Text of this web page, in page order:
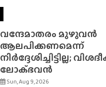
വന്ദേമാതരം മുഴുവൻ
ആലപിക്കണമെന്ന്
നിർദ്ദേശിച്ചിട്ടില്ല;
ലോക്‌ഭവൻ
Sun, Aug 9, 2026